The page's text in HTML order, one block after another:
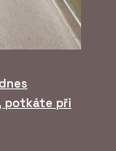
potkáte při